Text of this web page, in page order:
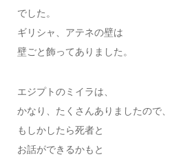
でした。
ギリシャ、アテネの壁は
壁ごと飾ってありました。
エジプトのミイラは、
かなり、たくさんありましたので、
もしかしたら死者と
お話ができるかもと